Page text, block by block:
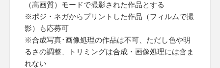
（高画質）モードで撮影された作品とする
※ポジ・ネガからプリントした作品（フィルムで撮
影）も応募可
※合成写真･画像処理の作品は不可、ただし色や明
るさの調整、トリミングは合成・画像処理には含ま
れない